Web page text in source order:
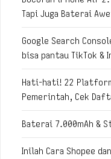
Tapi Juga Baterai
Google Search
bisa pantau TikTok &
Hati-hati! 22
Pemerintah, Cek
Baterai 7.000mAh &
Inilah Cara Shopee